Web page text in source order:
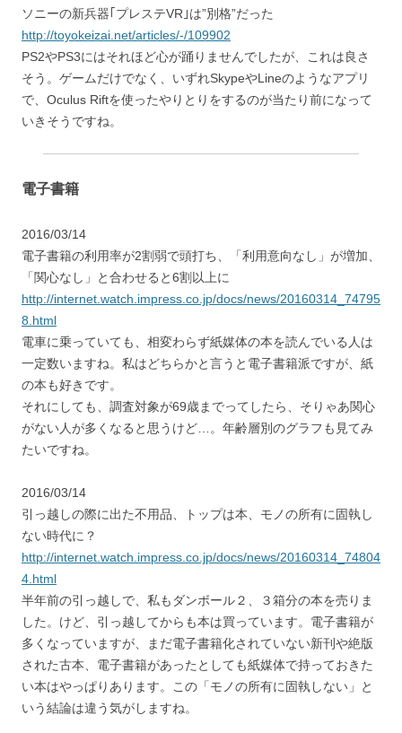
ソニーの新兵器｢プレステVR｣は”別格”だった
http://toyokeizai.net/articles/-/109902
PS2やPS3にはそれほど心が踊りませんでしたが、これは良さ
そう。ゲームだけでなく、いずれSkypeやLineのようなアプリ
で、Oculus Riftを使ったやりとりをするのが当たり前になって
いきそうですね。
電子書籍
2016/03/14
電子書籍の利用率が2割弱で頭打ち、「利用意向なし」が増加、
「関心なし」と合わせると6割以上に
http://internet.watch.impress.co.jp/docs/news/20160314_74795
8.html
電車に乗っていても、相変わらず紙媒体の本を読んでいる人は
一定数いますね。私はどちらかと言うと電子書籍派ですが、紙
の本も好きです。
それにしても、調査対象が69歳までってしたら、そりゃあ関心
がない人が多くなると思うけど…。年齢層別のグラフも見てみ
たいですね。
2016/03/14
引っ越しの際に出た不用品、トップは本、モノの所有に固執し
ない時代に？
http://internet.watch.impress.co.jp/docs/news/20160314_74804
4.html
半年前の引っ越しで、私もダンボール２、３箱分の本を売りま
した。けど、引っ越してからも本は買っています。電子書籍が
多くなっていますが、まだ電子書籍化されていない新刊や絶版
された古本、電子書籍があったとしても紙媒体で持っておきた
い本はやっぱりあります。この「モノの所有に固執しない」と
いう結論は違う気がしますね。